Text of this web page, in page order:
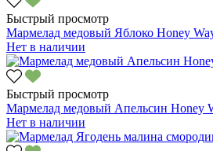
Быстрый просмотр
Мармелад медовый Яблоко Honey
Нет в наличии
Быстрый просмотр
Мармелад медовый Апельсин Honey
Нет в наличии